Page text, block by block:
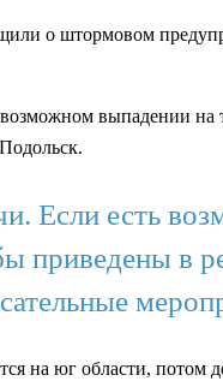
о штормовом
выпадении на
Если есть
приведены в
на юг области, потом